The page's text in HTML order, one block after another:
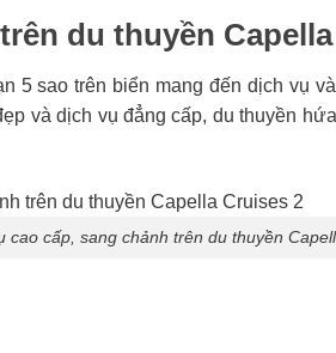
du thuyền
5 sao trên biển mang đến dịch vụ
và dịch vụ đẳng cấp, du thuyền
cao cấp, sang chảnh trên du thuyền